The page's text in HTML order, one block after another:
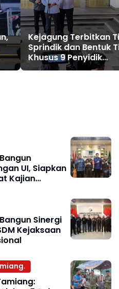
Kejagung Terbitkan
Sprindik dan Bentuk Tim
Khusus 9 Penyidik
Tangani Perkara
UI, Siapkan
Kajian
Sinergi
Kejaksaan